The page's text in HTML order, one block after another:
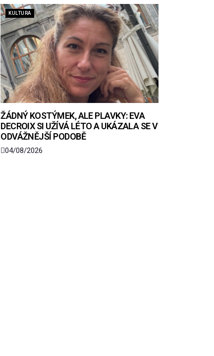
KULTURA
ŽÁDNÝ KOSTÝMEK, ALE PLAVKY: EVA
DECROIX SI UŽÍVÁ LÉTO A UKÁZALA SE V
ODVÁŽNĚJŠÍ PODOBĚ
04/08/2026